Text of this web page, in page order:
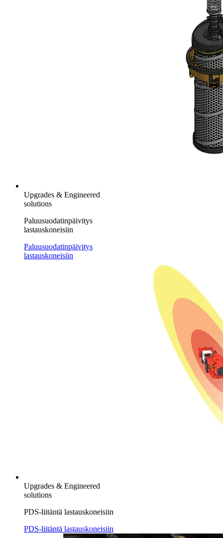
Upgrades & Engineered
solutions
Paluusuodatinpäivitys
lastauskoneisiin
Paluusuodatinpäivitys
lastauskoneisiin
Upgrades & Engineered
solutions
PDS-liitäntä lastauskoneisiin
PDS-liitäntä lastauskoneisiin